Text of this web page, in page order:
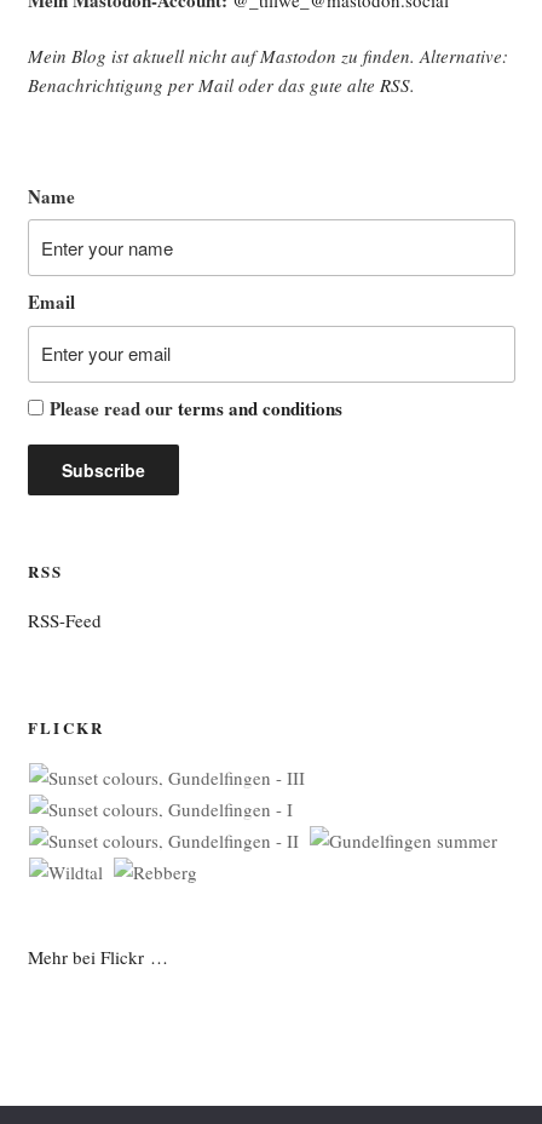
Mein Blog ist aktu­ell nicht auf Mast­o­don zu fin­den. Alter­na­ti­ve:
Benach­rich­ti­gung per Mail oder das gute alte RSS.
Name
Email
Please read ourterms and conditions
RSS
RSS-Feed
FLICKR
Mehr bei Flickr …